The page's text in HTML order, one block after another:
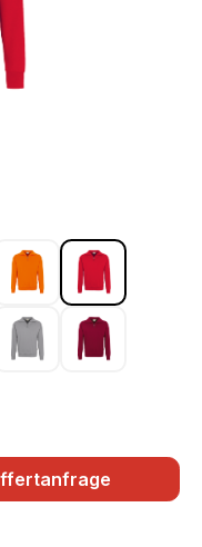
003
orange 027rot 002
titan 043weinrot 017